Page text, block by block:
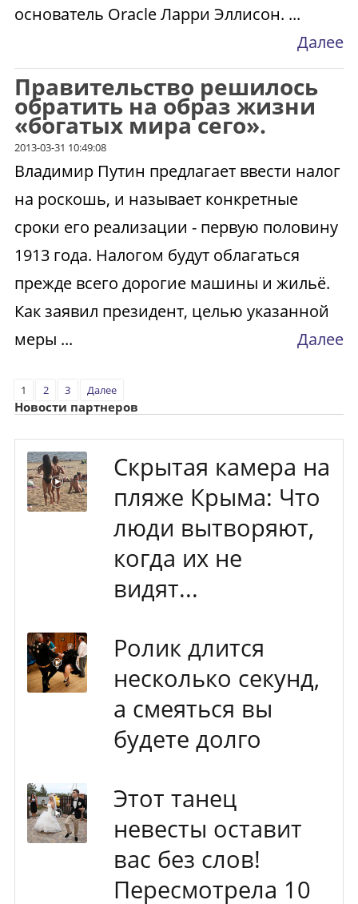
основатель Oracle Ларри Эллисон. ...
Далее
Правительство решилось
обратить на образ жизни
«богатых мира сего».
2013-03-31 10:49:08
Владимир Путин предлагает ввести налог
на роскошь, и называет конкретные
сроки его реализации - первую половину
1913 года. Налогом будут облагаться
прежде всего дорогие машины и жильё.
Как заявил президент, целью указанной
меры ...
Далее
1 2 3 Далее
Новости партнеров
Скрытая камера на
пляже Крыма: Что
люди вытворяют,
когда их не
видят...
Ролик длится
несколько секунд,
а смеяться вы
будете долго
Этот танец
невесты оставит
вас без слов!
Пересмотрела 10